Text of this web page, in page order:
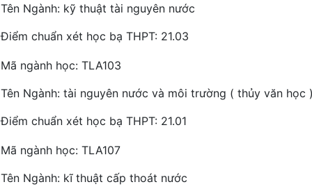
Tên Ngành: kỹ thuật tài nguyên nước
Điểm chuẩn xét học bạ THPT: 21.03
Mã ngành học: TLA103
Tên Ngành: tài nguyên nước và môi trường ( thủy văn học
Điểm chuẩn xét học bạ THPT: 21.01
Mã ngành học: TLA107
Tên Ngành: kĩ thuật cấp thoát nước